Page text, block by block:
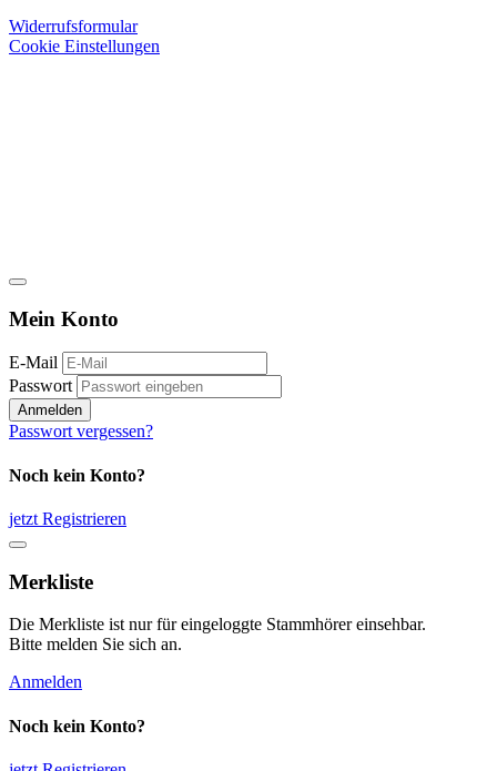
Widerrufsformular
Cookie Einstellungen
Mein Konto
E-Mail
Passwort
Anmelden
Passwort vergessen?
Noch kein Konto?
jetzt Registrieren
Merkliste
Die Merkliste ist nur für eingeloggte Stammhörer einsehbar.
Bitte melden Sie sich an.
Anmelden
Noch kein Konto?